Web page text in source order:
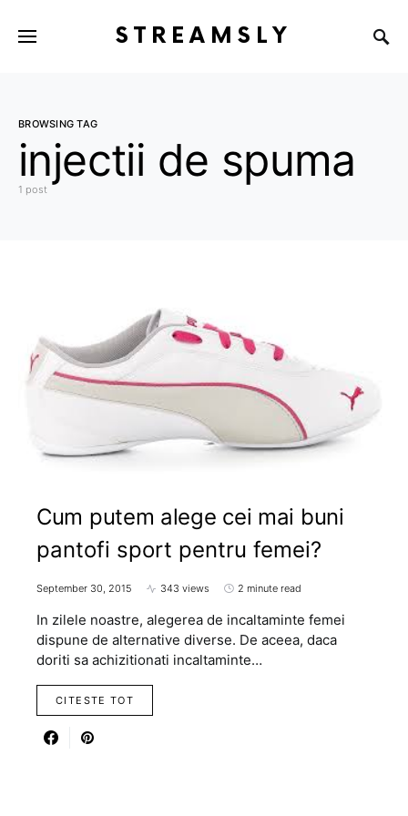
STREAMSLY
BROWSING TAG
injectii de spuma
1 post
Cum putem alege cei mai buni
pantofi sport pentru femei?
September 30, 2015 343 views 2 minute read
In zilele noastre, alegerea de incaltaminte femei
dispune de alternative diverse. De aceea, daca
doriti sa achizitionati incaltaminte…
CITESTE TOT